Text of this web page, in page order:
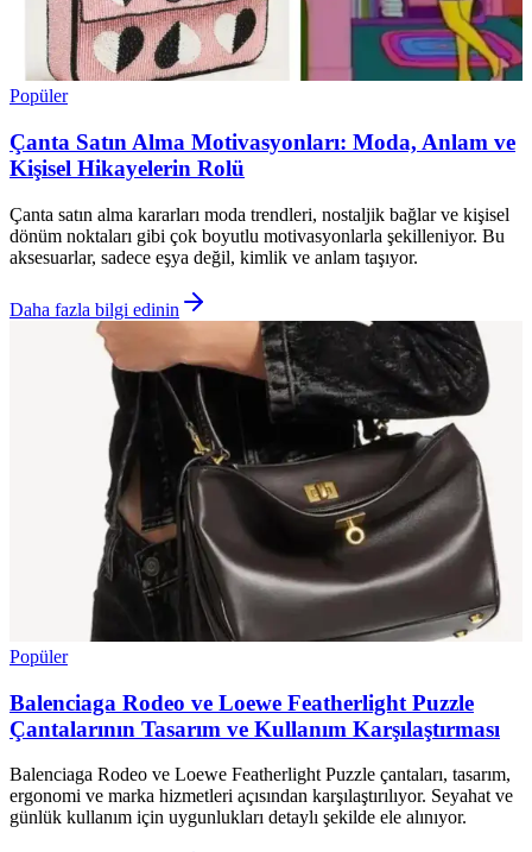
Popüler
Çanta Satın Alma Motivasyonları: Moda, Anlam ve
Kişisel Hikayelerin Rolü
Çanta satın alma kararları moda trendleri, nostaljik bağlar ve kişisel
dönüm noktaları gibi çok boyutlu motivasyonlarla şekilleniyor. Bu
aksesuarlar, sadece eşya değil, kimlik ve anlam taşıyor.
Daha fazla bilgi edinin
Popüler
Balenciaga Rodeo ve Loewe Featherlight Puzzle
Çantalarının Tasarım ve Kullanım Karşılaştırması
Balenciaga Rodeo ve Loewe Featherlight Puzzle çantaları, tasarım,
ergonomi ve marka hizmetleri açısından karşılaştırılıyor. Seyahat ve
günlük kullanım için uygunlukları detaylı şekilde ele alınıyor.